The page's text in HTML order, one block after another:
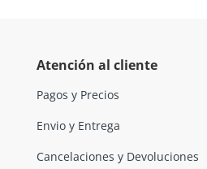
Atención al cliente
Pagos y Precios
Envio y Entrega
Cancelaciones y Devoluciones